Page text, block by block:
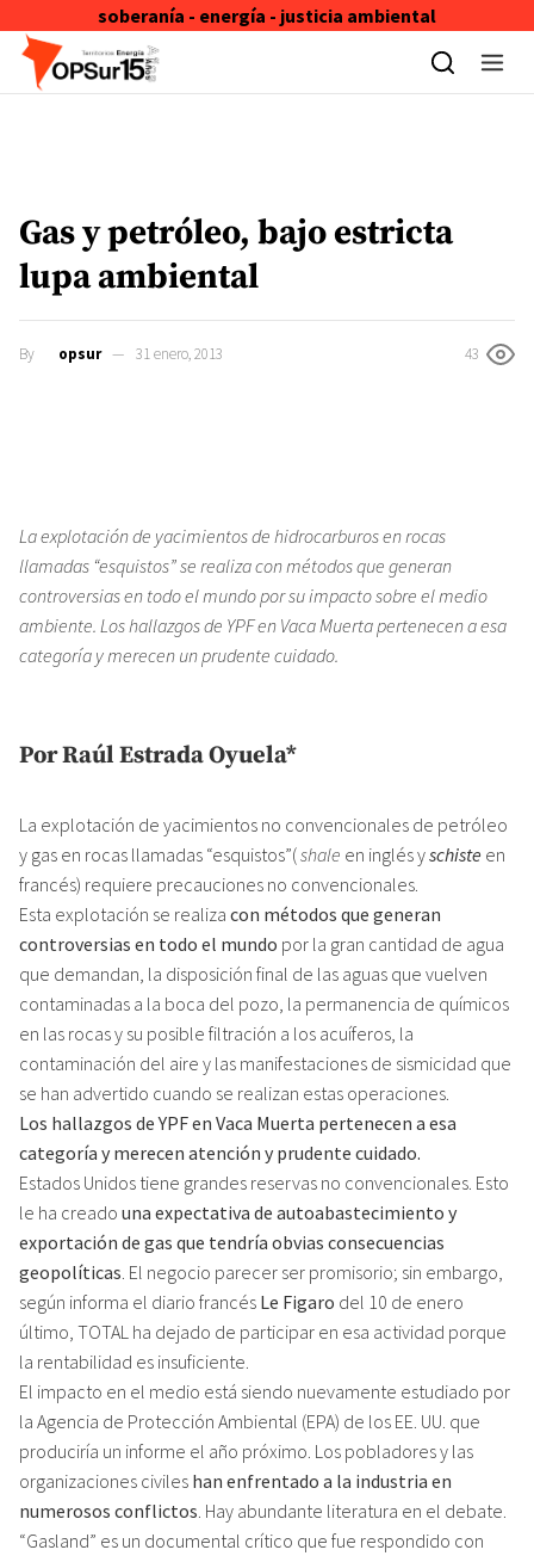
soberanía - energía - justicia ambiental
Skip to content
Gas y petróleo, bajo estricta
lupa ambiental
By opsur 31 enero, 2013 43
La explotación de yacimientos de hidrocarburos en rocas
llamadas “esquistos” se realiza con métodos que generan
controversias en todo el mundo por su impacto sobre el medio
ambiente. Los hallazgos de YPF en Vaca Muerta pertenecen a esa
categoría y merecen un prudente cuidado.
Por Raúl Estrada Oyuela*
La explotación de yacimientos no convencionales de petróleo
y gas en rocas llamadas “esquistos”(shale en inglés yschiste en
francés) requiere precauciones no convencionales.
Esta explotación se realiza con métodos que generan
controversias en todo el mundo por la gran cantidad de agua
que demandan, la disposición final de las aguas que vuelven
contaminadas a la boca del pozo, la permanencia de químicos
en las rocas y su posible filtración a los acuíferos, la
contaminación del aire y las manifestaciones de sismicidad que
se han advertido cuando se realizan estas operaciones.
Los hallazgos de YPF en Vaca Muerta pertenecen a esa
categoría y merecen atención y prudente cuidado.
Estados Unidos tiene grandes reservas no convencionales. Esto
le ha creado una expectativa de autoabastecimiento y
exportación de gas que tendría obvias consecuencias
geopolíticas . El negocio parecer ser promisorio; sin embargo,
según informa el diario francés Le Figaro del 10 de enero
último, TOTAL ha dejado de participar en esa actividad porque
la rentabilidad es insuficiente.
El impacto en el medio está siendo nuevamente estudiado por
la Agencia de Protección Ambiental (EPA) de los EE. UU. que
produciría un informe el año próximo. Los pobladores y las
organizaciones civiles han enfrentado a la industria en
numerosos conflictos . Hay abundante literatura en el debate.
“Gasland” es un documental crítico que fue respondido con